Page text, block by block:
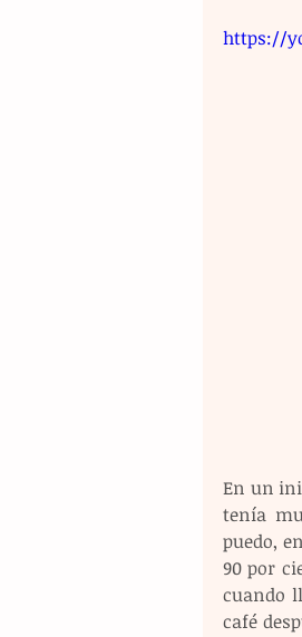
https://
En un
tenía
puedo,
90 por
cuando
café